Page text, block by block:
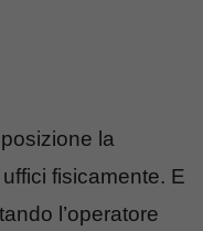
la
fisicamente. E
l’operatore